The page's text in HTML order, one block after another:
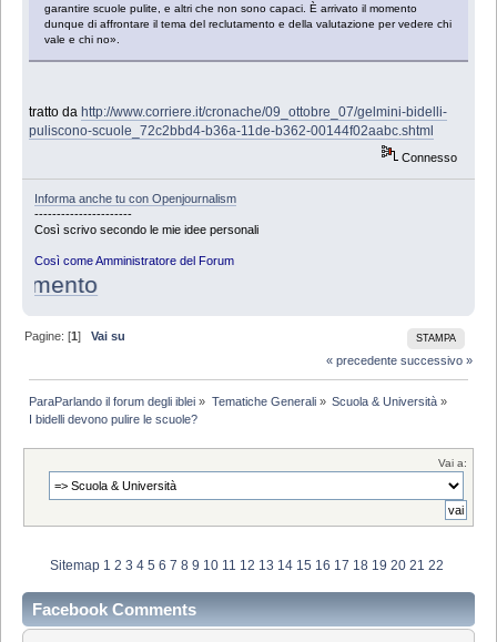
garantire scuole pulite, e altri che non sono capaci. È arrivato il momento
dunque di affrontare il tema del reclutamento e della valutazione per vedere chi
vale e chi no».
tratto da http://www.corriere.it/cronache/09_ottobre_07/gelmini-bidelli-
puliscono-scuole_72c2bbd4-b36a-11de-b362-00144f02aabc.shtml
Connesso
Informa anche tu con Openjournalism
----------------------
Così scrivo secondo le mie idee personali
Così come Amministratore del Forum
STAMPA
Pagine: [1]Vai su
« precedente successivo »
ParaParlando il forum degli iblei » Tematiche Generali» Scuola & Università»
I bidelli devono pulire le scuole?
Vai a:
Sitemap 1 2 3 4 5 6 7 8 9 10 11 12 13 14 15 16 17 18 19 20 21 22
Facebook Comments